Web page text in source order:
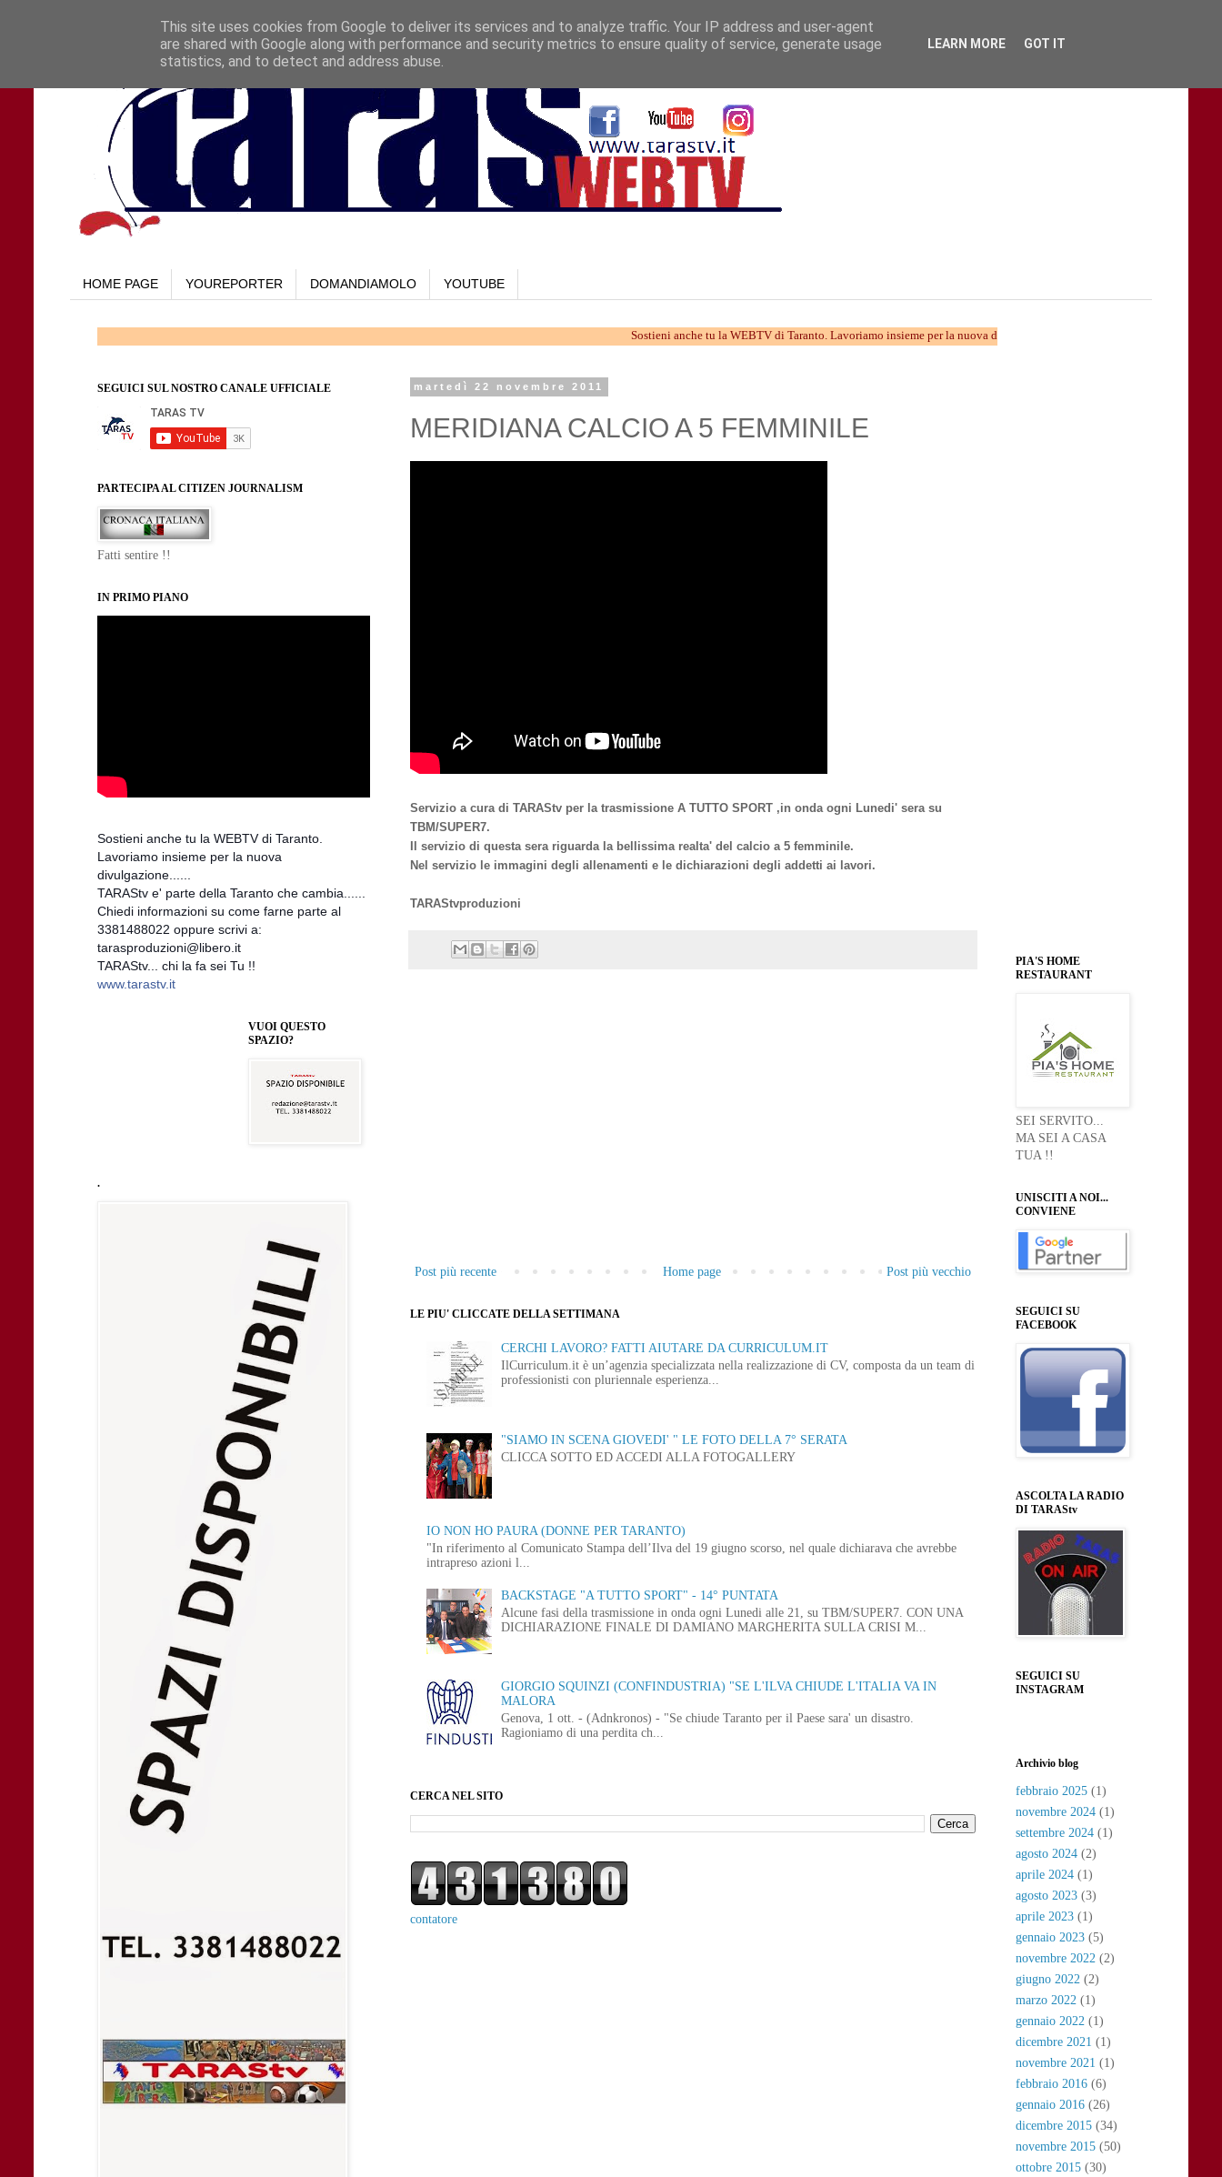
HOME PAGE YOUREPORTER DOMANDIAMOLO YOUTUBE
Sostieni anche tu la WEBTV di Taranto. Lavoriamo insieme per la nuova divulgazione...... TARAStv e' parte della Taranto
martedì 22 novembre 2011
MERIDIANA CALCIO A 5 FEMMINILE
Servizio a cura di TARAStv per la trasmissione A TUTTO SPORT ,in onda ogni Lunedi' sera su
TBM/SUPER7.
Il servizio di questa sera riguarda la bellissima realta' del calcio a 5 femminile.
Nel servizio le immagini degli allenamenti e le dichiarazioni degli addetti ai lavori.
TARAStvproduzioni
Post più recente Post più vecchio
Home page
LE PIU' CLICCATE DELLA SETTIMANA
CERCHI LAVORO? FATTI AIUTARE DA CURRICULUM.IT
IlCurriculum.it è un’agenzia specializzata nella realizzazione di CV, composta da un team di
professionisti con pluriennale esperienza...
"SIAMO IN SCENA GIOVEDI' " LE FOTO DELLA 7° SERATA
CLICCA SOTTO ED ACCEDI ALLA FOTOGALLERY
IO NON HO PAURA (DONNE PER TARANTO)
"In riferimento al Comunicato Stampa dell’Ilva del 19 giugno scorso, nel quale dichiarava che avrebbe
intrapreso azioni l...
BACKSTAGE "A TUTTO SPORT" - 14° PUNTATA
Alcune fasi della trasmissione in onda ogni Lunedi alle 21, su TBM/SUPER7. CON UNA
DICHIARAZIONE FINALE DI DAMIANO MARGHERITA SULLA CRISI M...
GIORGIO SQUINZI (CONFINDUSTRIA) "SE L'ILVA CHIUDE L'ITALIA VA IN
MALORA
Genova, 1 ott. - (Adnkronos) - "Se chiude Taranto per il Paese sara' un disastro.
Ragioniamo di una perdita ch...
CERCA NEL SITO
contatore
SEGUICI SUL NOSTRO CANALE UFFICIALE
PARTECIPA AL CITIZEN JOURNALISM
Fatti sentire !!
IN PRIMO PIANO
Sostieni anche tu la WEBTV di Taranto.
Lavoriamo insieme per la nuova
divulgazione......
TARAStv e' parte della Taranto che cambia......
Chiedi informazioni su come farne parte al
3381488022 oppure scrivi a:
tarasproduzioni@libero.it
TARAStv... chi la fa sei Tu !!
www.tarastv.it
VUOI QUESTO
SPAZIO?
.
PIA'S HOME
RESTAURANT
SEI SERVITO...
MA SEI A CASA
TUA !!
UNISCITI A NOI...
CONVIENE
SEGUICI SU
FACEBOOK
ASCOLTA LA RADIO
DI TARAStv
SEGUICI SU
INSTAGRAM
Archivio blog
febbraio 2025 (1)
novembre 2024 (1)
settembre 2024 (1)
agosto 2024 (2)
aprile 2024 (1)
agosto 2023 (3)
aprile 2023 (1)
gennaio 2023 (5)
novembre 2022 (2)
giugno 2022 (2)
marzo 2022 (1)
gennaio 2022 (1)
dicembre 2021 (1)
novembre 2021 (1)
febbraio 2016 (6)
gennaio 2016 (26)
dicembre 2015 (34)
novembre 2015 (50)
ottobre 2015 (30)
This site uses cookies from Google to deliver its services and to analyze traffic. Your IP address and user-agent
are shared with Google along with performance and security metrics to ensure quality of service, generate usage
statistics, and to detect and address abuse.
LEARN MORE GOT IT